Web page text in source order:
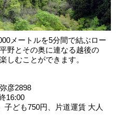
メートルを5分間で結ぶロー
野とその奥に連なる越後の
しむことができます。
彦2898
16:00
子ども750円、片道運賃 大人